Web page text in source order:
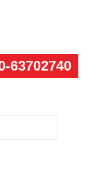
63702740